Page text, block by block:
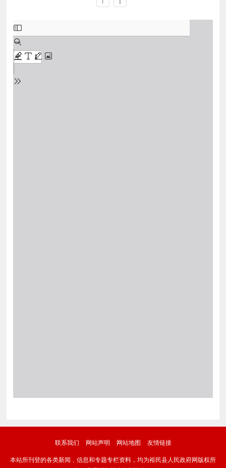
联系我们 网站声明 网站地图 友情链接
本站所刊登的各类新闻﹑信息和专题专栏资料，均为裕民县人民政府网版权所